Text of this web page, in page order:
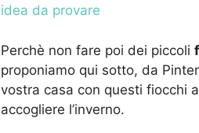
idea da provare
Perchè non fare poi dei piccoli
proponiamo qui sotto, da
vostra casa con questi fiocchi
accogliere l’inverno.